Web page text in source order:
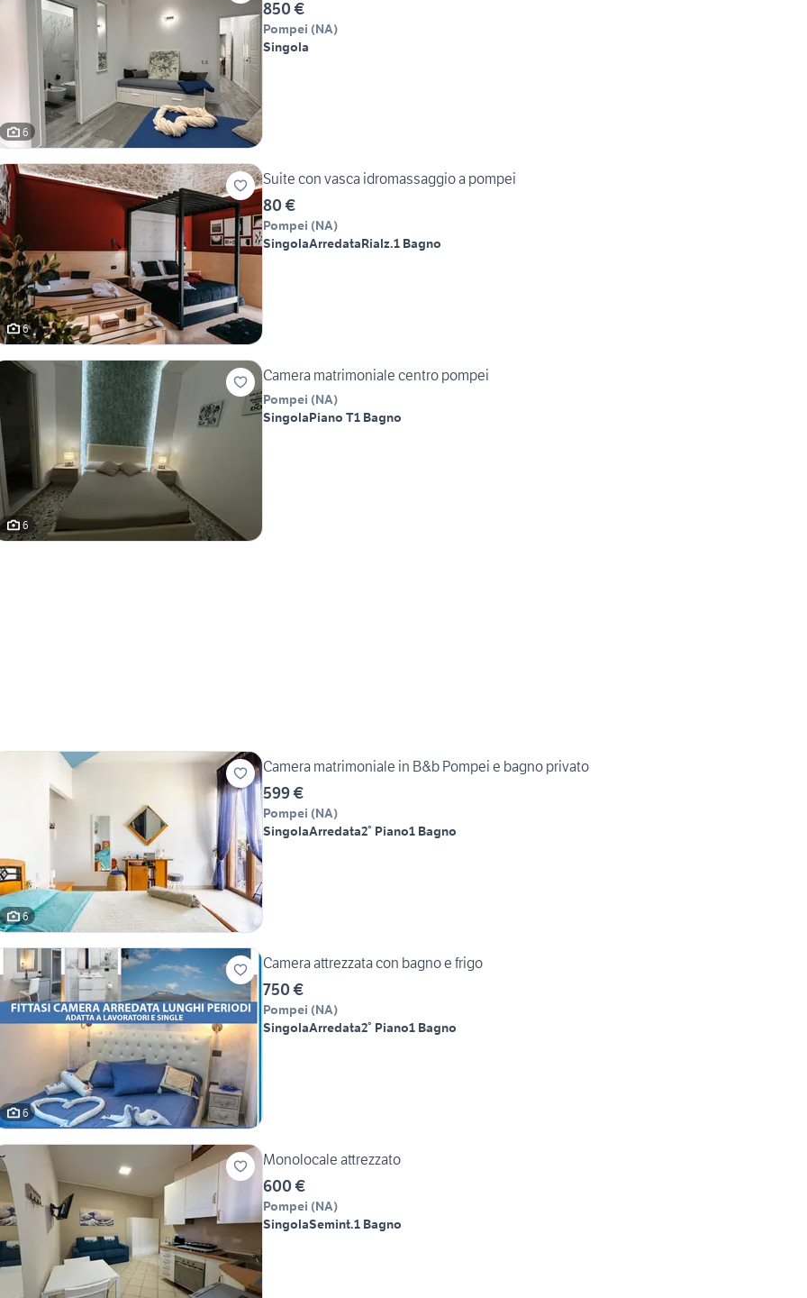
6
850 €
Pompei (NA)
Singola
6
Suite con vasca idromassaggio a pompei
80 €
Pompei (NA)
SingolaArredataRialz.1 Bagno
6
Camera matrimoniale centro pompei
Pompei (NA)
SingolaPiano T1 Bagno
6
Camera matrimoniale in B&b Pompei e bagno privato
599 €
Pompei (NA)
SingolaArredata2° Piano1 Bagno
6
Camera attrezzata con bagno e frigo
750 €
Pompei (NA)
SingolaArredata2° Piano1 Bagno
Monolocale attrezzato
600 €
Pompei (NA)
SingolaSemint.1 Bagno